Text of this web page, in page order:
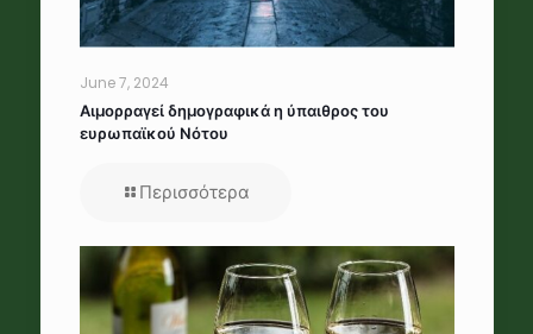
June 7, 2024
Αιμορραγεί δημογραφικά η ύπαιθρος του
ευρωπαϊκού Νότου
Περισσότερα